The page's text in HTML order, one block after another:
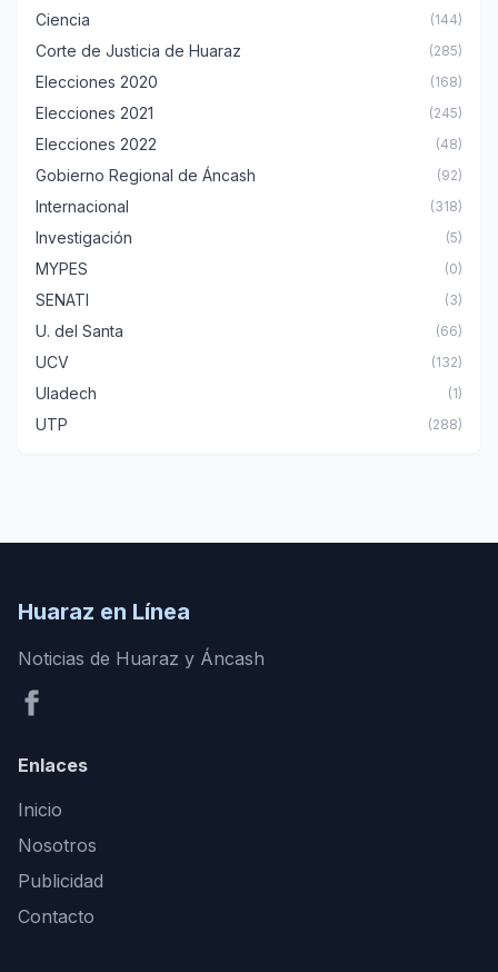
Ciencia (144)
Corte de Justicia de Huaraz (285)
Elecciones 2020 (168)
Elecciones 2021 (245)
Elecciones 2022 (48)
Gobierno Regional de Áncash (92)
Internacional (318)
Investigación (5)
MYPES (0)
SENATI (3)
U. del Santa (66)
UCV (132)
Uladech (1)
UTP (288)
Huaraz en Línea
Noticias de Huaraz y Áncash
Enlaces
Inicio
Nosotros
Publicidad
Contacto